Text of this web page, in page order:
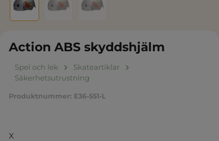
Action ABS skyddshjälm
Spel och lek
Skateartiklar
Säkerhetsutrustning
Produktnummer: E36-551-L
Välj
X